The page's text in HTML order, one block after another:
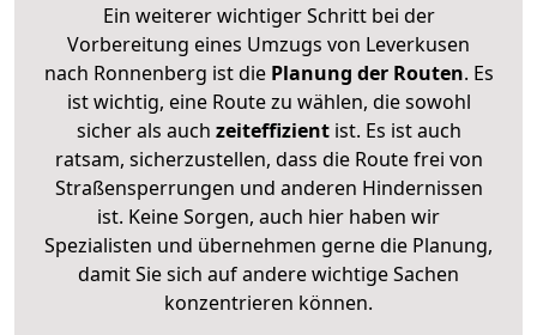
Ein weiterer wichtiger Schritt bei der
Vorbereitung eines Umzugs von Leverkusen
nach Ronnenberg ist diePlanung der Routen. Es
ist wichtig, eine Route zu wählen, die sowohl
sicher als auch zeiteffizientist. Es ist auch
ratsam, sicherzustellen, dass die Route frei von
Straßensperrungen und anderen Hindernissen
ist. Keine Sorgen, auch hier haben wir
Spezialisten und übernehmen gerne die Planung,
damit Sie sich auf andere wichtige Sachen
konzentrieren können.